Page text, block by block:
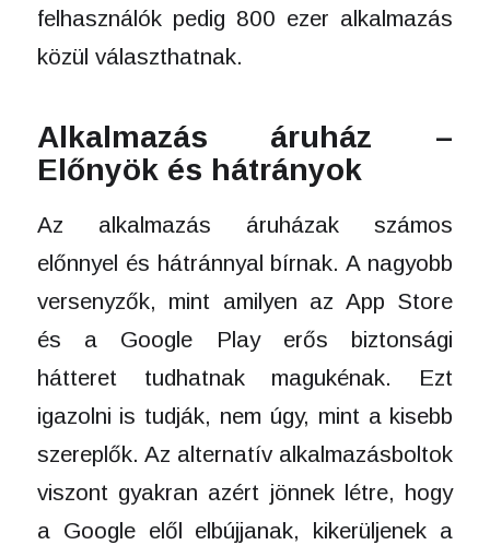
felhasználók pedig 800 ezer alkalmazás
közül választhatnak.
Alkalmazás áruház –
Előnyök és hátrányok
Az alkalmazás áruházak számos
előnnyel és hátránnyal bírnak. A nagyobb
versenyzők, mint amilyen az App Store
és a Google Play erős biztonsági
hátteret tudhatnak magukénak. Ezt
igazolni is tudják, nem úgy, mint a kisebb
szereplők. Az alternatív alkalmazásboltok
viszont gyakran azért jönnek létre, hogy
a Google elől elbújjanak, kikerüljenek a